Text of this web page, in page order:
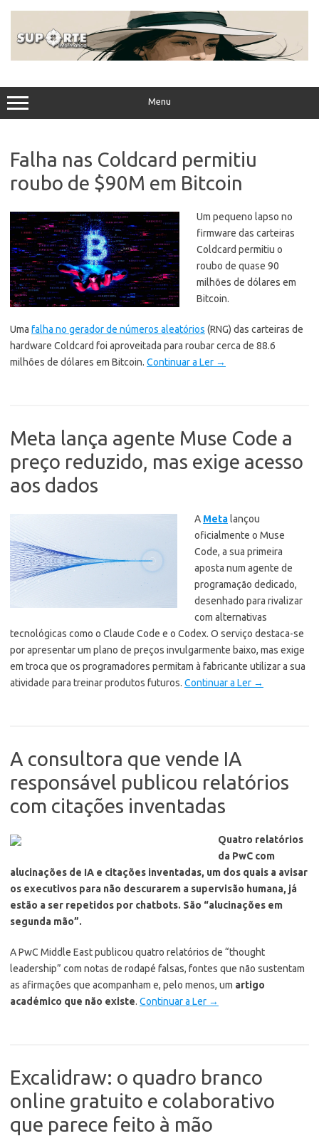
Menu
Falha nas Coldcard permitiu
roubo de $90M em Bitcoin
Um pequeno lapso no
firmware das carteiras
Coldcard permitiu o
roubo de quase 90
milhões de dólares em
Bitcoin.
Uma falha no gerador de números aleatórios (RNG) das carteiras de
hardware Coldcard foi aproveitada para roubar cerca de 88.6
milhões de dólares em Bitcoin. Continuar a Ler →
Meta lança agente Muse Code a
preço reduzido, mas exige acesso
aos dados
A Meta lançou
oficialmente o Muse
Code, a sua primeira
aposta num agente de
programação dedicado,
desenhado para rivalizar
com alternativas
tecnológicas como o Claude Code e o Codex. O serviço destaca-se
por apresentar um plano de preços invulgarmente baixo, mas exige
em troca que os programadores permitam à fabricante utilizar a sua
atividade para treinar produtos futuros. Continuar a Ler →
A consultora que vende IA
responsável publicou relatórios
com citações inventadas
Quatro relatórios
da PwC com
alucinações de IA e citações inventadas, um dos quais a avisar
os executivos para não descurarem a supervisão humana, já
estão a ser repetidos por chatbots. São “alucinações em
segunda mão”.
A PwC Middle East publicou quatro relatórios de “thought
leadership” com notas de rodapé falsas, fontes que não sustentam
as afirmações que acompanham e, pelo menos, um artigo
académico que não existe. Continuar a Ler →
Excalidraw: o quadro branco
online gratuito e colaborativo
que parece feito à mão